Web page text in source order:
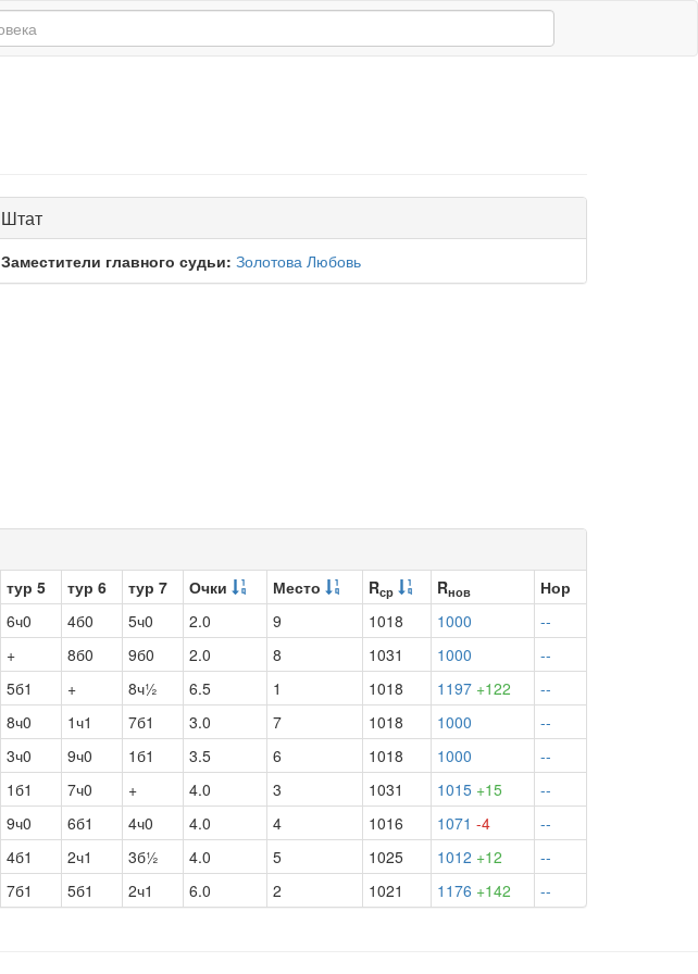
Штат
Заместители главного судьи: Золотова Любовь
тур 5 тур 6 тур 7 Очки Место Rср Rнов
Нор
6ч0 4б0 5ч0 2.0 9 1018 1000
--
+ 8б0 9б0 2.0 8 1031 1000
--
5б1 + 8ч½ 6.5 1 1018 1197 +122
--
8ч0 1ч1 7б1 3.0 7 1018 1000
--
3ч0 9ч0 1б1 3.5 6 1018 1000
--
1б1 7ч0 + 4.0 3 1031 1015 +15
--
9ч0 6б1 4ч0 4.0 4 1016 1071 -4
--
4б1 2ч1 3б½ 4.0 5 1025 1012 +12
--
7б1 5б1 2ч1 6.0 2 1021 1176 +142 --